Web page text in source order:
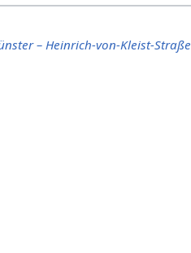
– Heinrich-von-Kleist-Straße